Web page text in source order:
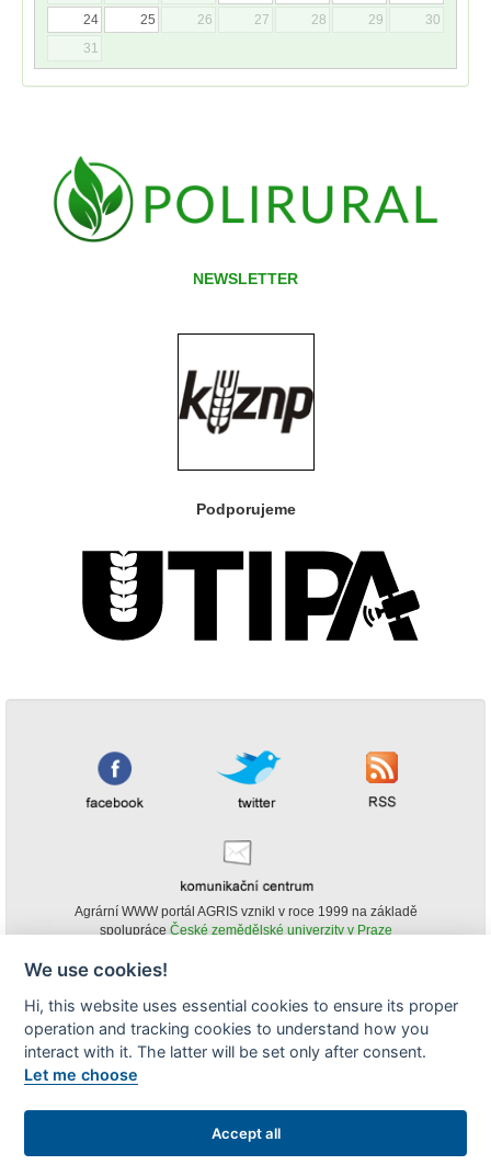
24
25 26 27 28 29
30
31
NEWSLETTER
Podporujeme
Agrární WWW portál AGRIS vznikl v roce 1999 na základě
spolupráce České zemědělské univerzity v Praze
obsahu agrárního WWW portálu AGRIS je možné
(pokud není uvedeno jinak) pouze za podmínky uvedení zdroje v podobě
www.agris.cz a data publikace v AGRISu.
We use cookies!
Hi, this website uses essential cookies to ensure its proper
operation and tracking cookies to understand how you
interact with it. The latter will be set only after consent.
Let me choose
Accept all